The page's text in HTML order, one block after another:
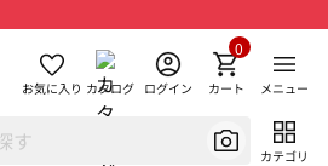
お気に入り カタログ ログイン カート
0
メニュー
カテゴリ